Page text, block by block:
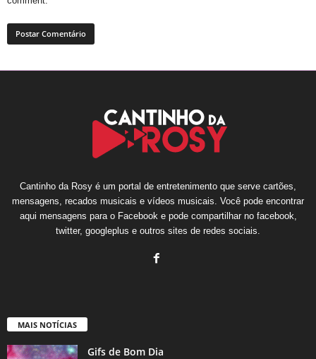
Cantinho da Rosy é um portal de entretenimento que serve cartões,
mensagens, recados musicais e vídeos musicais. Você pode encontrar
aqui mensagens para o Facebook e pode compartilhar no facebook,
twitter, googleplus e outros sites de redes sociais.
MAIS NOTÍCIAS
Gifs de Bom Dia